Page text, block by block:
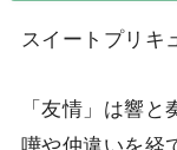
スイートプリキ
「友情」は響
嘩や仲違いを経